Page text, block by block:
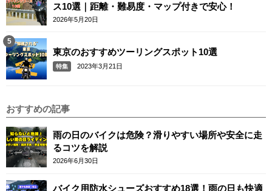
ス10選｜距離・難易度・マップ付きで安心！
2026年5月20日
東京のおすすめツーリングスポット10選
特集 2023年3月21日
おすすめの記事
雨の日のバイクは危険？滑りやすい場所や安全に走
るコツを解説
2026年6月30日
バイク用防水シューズおすすめ18選！雨の日も快適